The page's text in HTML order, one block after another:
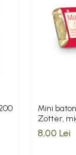
Mini
Zotter,
8,00 Lei